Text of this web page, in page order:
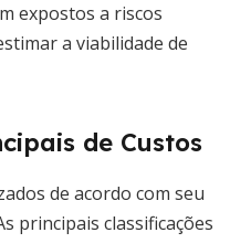
expostos a riscos
a viabilidade de
de Custos
de acordo com seu
principais classificações